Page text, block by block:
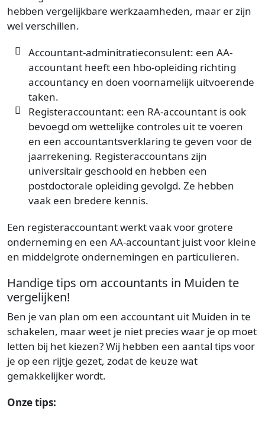
hebben vergelijkbare werkzaamheden, maar er zijn
wel verschillen.
Accountant-adminitratieconsulent: een AA-
accountant heeft een hbo-opleiding richting
accountancy en doen voornamelijk uitvoerende
taken.
Registeraccountant: een RA-accountant is ook
bevoegd om wettelijke controles uit te voeren
en een accountantsverklaring te geven voor de
jaarrekening. Registeraccountans zijn
universitair geschoold en hebben een
postdoctorale opleiding gevolgd. Ze hebben
vaak een bredere kennis.
Een registeraccountant werkt vaak voor grotere
onderneming en een AA-accountant juist voor kleine
en middelgrote ondernemingen en particulieren.
Handige tips om accountants in Muiden te
vergelijken!
Ben je van plan om een accountant uit Muiden in te
schakelen, maar weet je niet precies waar je op moet
letten bij het kiezen? Wij hebben een aantal tips voor
je op een rijtje gezet, zodat de keuze wat
gemakkelijker wordt.
Onze tips: